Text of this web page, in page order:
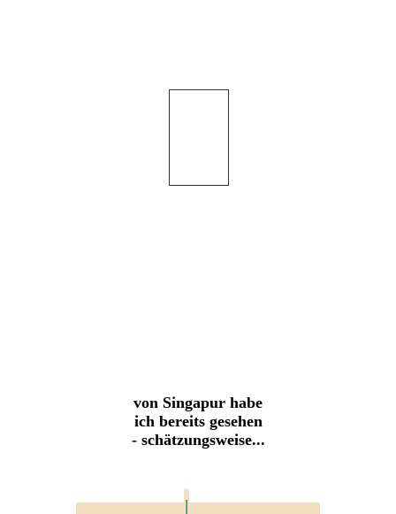
von Singapur habe
ich bereits gesehen
- schätzungsweise...